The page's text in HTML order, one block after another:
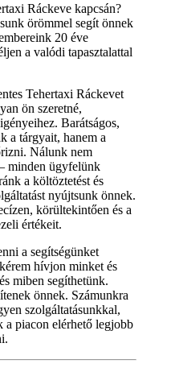
Ráckeve kapcsán?
örömmel segít önnek
20 éve
a valódi tapasztalattal
Tehertaxi Ráckevet
ön szeretné,
Barátságos,
a tárgyait, hanem a
Nálunk nem
minden ügyfelünk
a költöztetést és
nyújtsunk önnek.
körültekintően és a
értékeit.
a segítségünket
hívjon minket és
miben segíthetünk.
önnek. Számunkra
szolgáltatásunkkal,
a piacon elérhető legjobb